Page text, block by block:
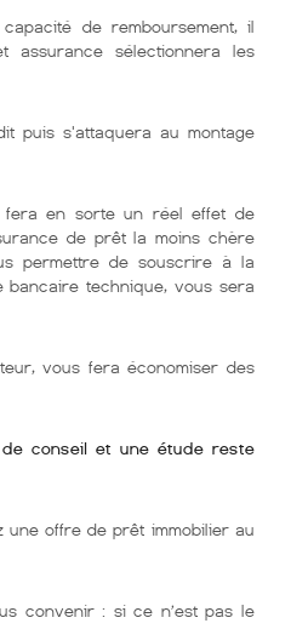
de remboursement, il
assurance sélectionnera les
puis s'attaquera au montage
en sorte un réel effet de
de prêt la moins chère
permettre de souscrire à la
bancaire technique, vous sera
vous fera économiser des
conseil et une étude reste
une offre de prêt immobilier au
convenir : si ce n’est pas le